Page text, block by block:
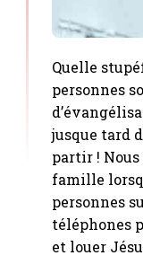
Quelle
personnes
jusque tard
partir ! Nous
famille
personnes
téléphones
et louer